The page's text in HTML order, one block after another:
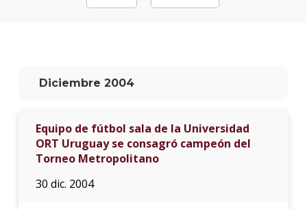
Diciembre 2004
Equipo de fútbol sala de la Universidad
ORT Uruguay se consagró campeón del
Torneo Metropolitano
30 dic. 2004